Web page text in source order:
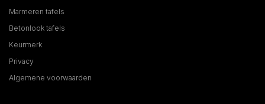
Marmeren tafels
Betonlook tafels
Keurmerk
Privacy
Algemene voorwaarden